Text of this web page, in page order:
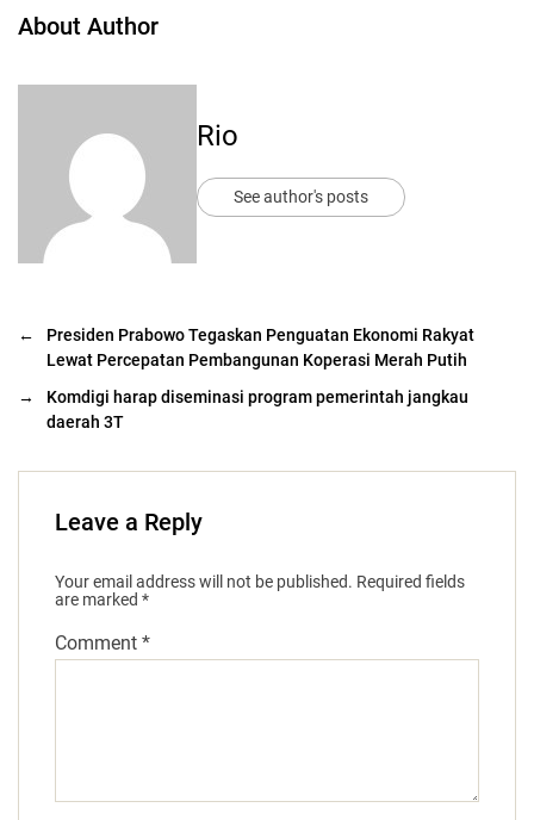
About Author
Rio
See author's posts
←
Presiden Prabowo Tegaskan Penguatan Ekonomi Rakyat
Lewat Percepatan Pembangunan Koperasi Merah Putih
→
Komdigi harap diseminasi program pemerintah jangkau
daerah 3T
Leave a Reply
Your email address will not be published. Required fields
are marked *
Comment *